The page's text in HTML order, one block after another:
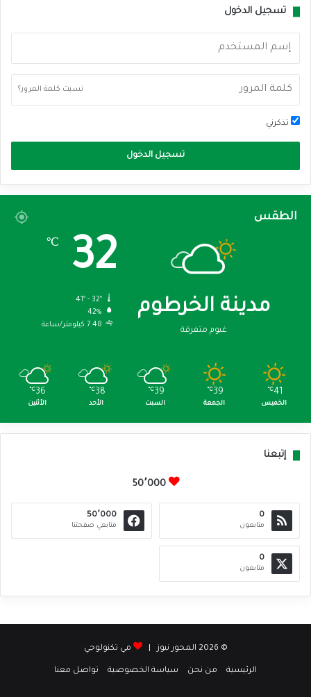
تسجيل الدخول
نسيت كلمة المرور؟
تذكرني
تسجيل الدخول
الطقس
مدينة الخرطوم
غيوم متفرقة
32
℃
41º - 32º
42%
7.48 كيلومتر/ساعة
41
℃
الخميس
39
℃
الجمعة
39
℃
السبت
38
℃
الأحد
36
℃
الأثنين
إتبعنا
50٬000
0
متابعون
50٬000
متابعي صفحتنا
0
متابعون
© 2026 المحور نيوز | مي تكنولوجي
الرئيسية من نحن سياسة الخصوصية تواصل معنا